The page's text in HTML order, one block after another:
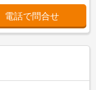
電話で問合せ